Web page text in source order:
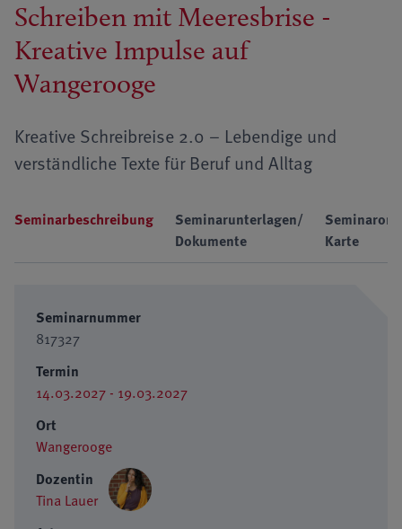
Schreiben mit Meeresbrise -
Kreative Impulse auf
Wangerooge
Kreative Schreibreise 2.0 – Lebendige und
verständliche Texte für Beruf und Alltag
Seminarbeschreibung
Seminarunterlagen/
Dokumente
Seminarort/
Karte
Seminarnummer
817327
Termin
14.03.2027 - 19.03.2027
Ort
Wangerooge
Dozentin
Tina Lauer